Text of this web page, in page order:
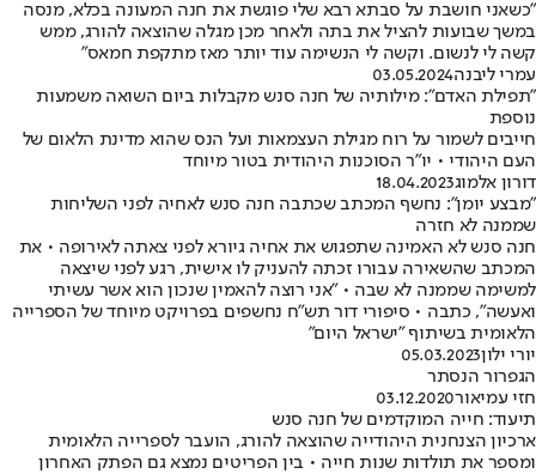
"כשאני חושבת על סבתא רבא שלי פוגשת את חנה המעונה בכלא, מנסה
במשך שבועות להציל את בתה ולאחר מכן מגלה שהוצאה להורג, ממש
קשה לי לנשום. וקשה לי הנשימה עוד יותר מאז מתקפת חמאס"
עמרי ליבנה03.05.2024
"תפילת האדם": מילותיה של חנה סנש מקבלות ביום השואה משמעות
נוספת
חייבים לשמור על רוח מגילת העצמאות ועל הנס שהוא מדינת הלאום של
העם היהודי • יו"ר הסוכנות היהודית בטור מיוחד
דורון אלמוג18.04.2023
"מבצע יומן": נחשף המכתב שכתבה חנה סנש לאחיה לפני השליחות
שממנה לא חזרה
חנה סנש לא האמינה שתפגוש את אחיה גיורא לפני צאתה לאירופה • את
המכתב שהשאירה עבורו זכתה להעניק לו אישית, רגע לפני שיצאה
למשימה שממנה לא שבה • "אני רוצה להאמין שנכון הוא אשר עשיתי
ואעשה", כתבה • סיפורי דור תש"ח נחשפים בפרויקט מיוחד של הספרייה
הלאומית בשיתוף "ישראל היום"
יורי ילון05.03.2023
הגפרור הנסתר
חזי עמיאור03.12.2020
תיעוד: חייה המוקדמים של חנה סנש
ארכיון הצנחנית היהודייה שהוצאה להורג, הועבר לספרייה הלאומית
ומספר את תולדות שנות חייה • בין הפריטים נמצא גם הפתק האחרון